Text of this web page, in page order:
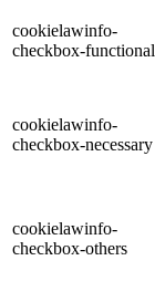
cookielawinfo-
checkbox-functional
cookielawinfo-
checkbox-necessary
cookielawinfo-
checkbox-others